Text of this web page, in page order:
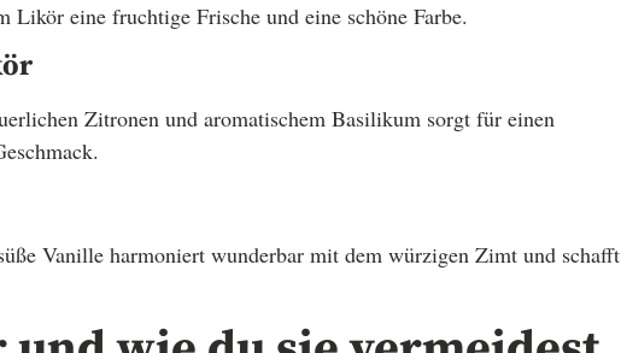
Likör eine fruchtige Frische und eine schöne Farbe.
Zitronen und aromatischem Basilikum sorgt für einen
Vanille harmoniert wunderbar mit dem würzigen Zimt und schafft